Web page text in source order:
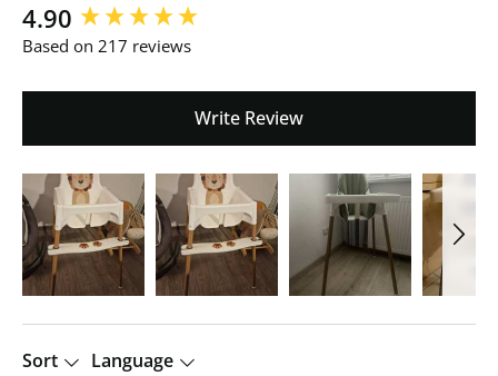
4.90
Based on 217 reviews
Write Review
Sort Language
New content loaded